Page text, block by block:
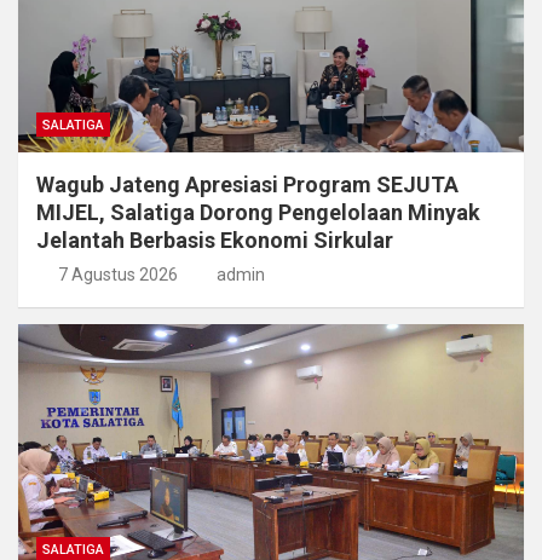
SALATIGA
Wagub Jateng Apresiasi Program SEJUTA
MIJEL, Salatiga Dorong Pengelolaan Minyak
Jelantah Berbasis Ekonomi Sirkular
7 Agustus 2026 admin
SALATIGA